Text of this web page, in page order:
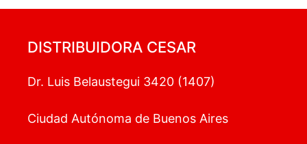
DISTRIBUIDORA CESAR
Dr. Luis Belaustegui 3420 (1407)
Ciudad Autónoma de Buenos Aires